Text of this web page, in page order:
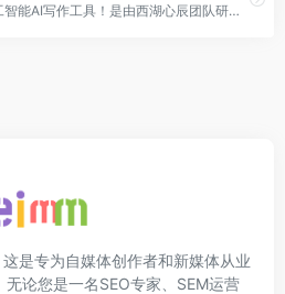
HeyFriday 是一个人工智能AI写作工具！是由西湖心辰团队研发！Friday AI, 智能写作系统，让你轻松生成高质量原创文章。是简单易用又非常智能的文案工具。他能为你解决很多自媒体人常遇到的问题，比如因文案抄袭、文案重复而造成的文章审核失败！
是专为自媒体创作者和新媒体从业
论您是一名SEO专家、SEM运营